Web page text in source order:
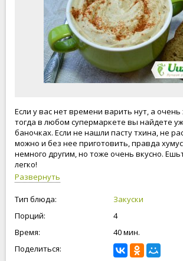
Если у вас нет времени варить нут, а очень
тогда в любом супермаркете вы найдете
баночках. Если не нашли пасту тхина, не
можно и без нее приготовить, правда
немного другим, но тоже очень вкусно.
легко!
Развернуть
Тип блюда:
Закуски
Порций:
4
Время:
40 мин.
Поделиться: